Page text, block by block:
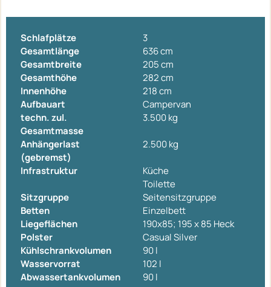
Schlafplätze
3
Gesamtlänge
636 cm
Gesamtbreite
205 cm
Gesamthöhe
282 cm
Innenhöhe
218 cm
Aufbauart
Campervan
techn. zul.
Gesamtmasse
3.500 kg
Anhängerlast
(gebremst)
2.500 kg
Infrastruktur
Küche
Toilette
Sitzgruppe
Seitensitzgruppe
Betten
Einzelbett
Liegeflächen
190x85; 195 x 85 Heck
Polster
Casual Silver
Kühlschrankvolumen
90 l
Wasservorrat
102 l
Abwassertankvolumen
90 l